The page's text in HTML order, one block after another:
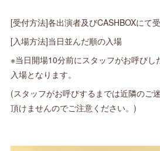
[受付方法]各出演者及びCASHBOXにて
[入場方法]当日並んだ順の入場
※当日開場10分前にスタッフがお呼びし
入場となります。
(スタッフがお呼びするまでは近隣のご
頂けませんのでご注意ください。)